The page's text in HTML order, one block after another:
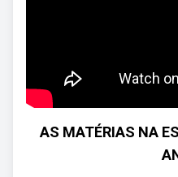
AS MATÉRIAS NA